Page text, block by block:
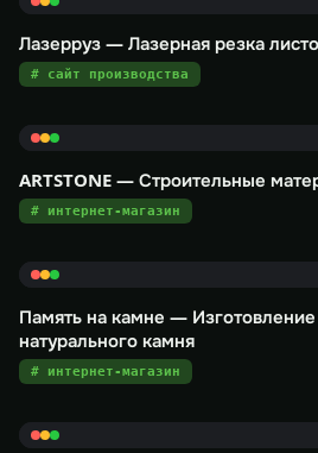
Лазерруз — Лазерная резка
# сайт производства
ARTSTONE — Строительные
# интернет-магазин
Память на камне —
натурального камня
# интернет-магазин